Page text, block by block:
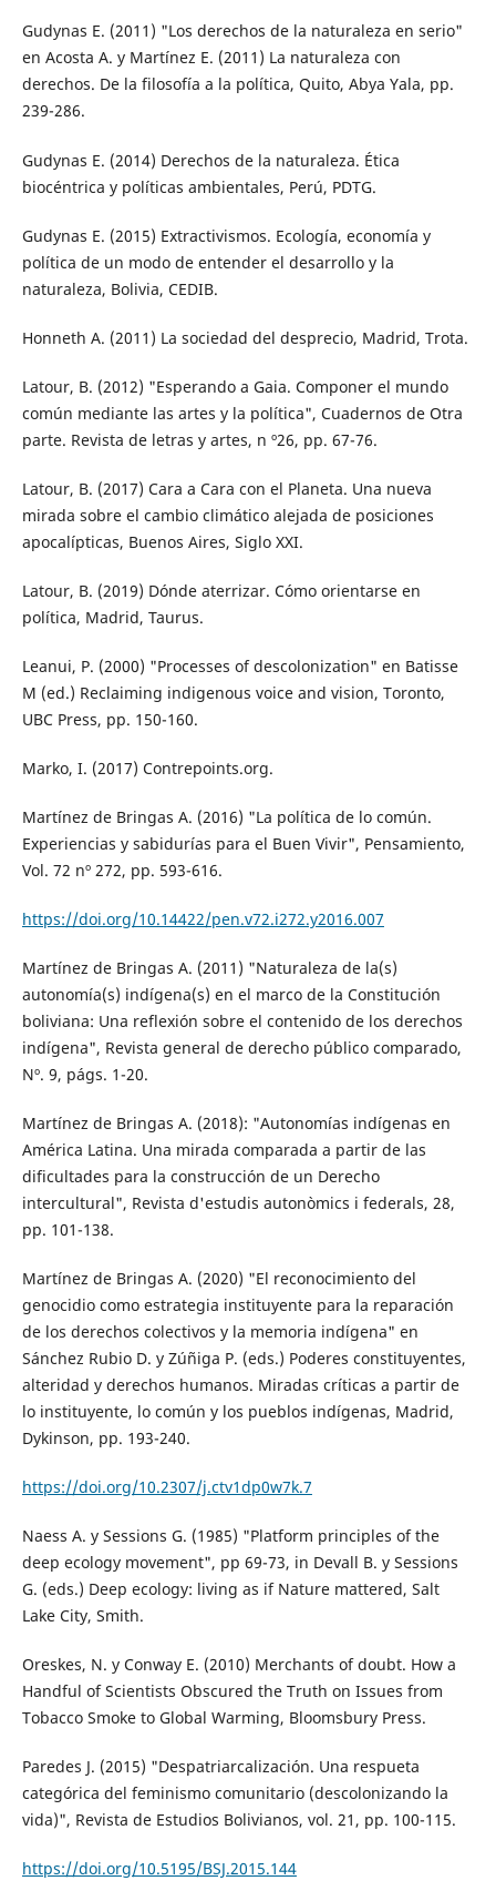
Gudynas E. (2011) "Los derechos de la naturaleza en serio"
en Acosta A. y Martínez E. (2011) La naturaleza con
derechos. De la filosofía a la política, Quito, Abya Yala, pp.
239-286.
Gudynas E. (2014) Derechos de la naturaleza. Ética
biocéntrica y políticas ambientales, Perú, PDTG.
Gudynas E. (2015) Extractivismos. Ecología, economía y
política de un modo de entender el desarrollo y la
naturaleza, Bolivia, CEDIB.
Honneth A. (2011) La sociedad del desprecio, Madrid, Trota.
Latour, B. (2012) "Esperando a Gaia. Componer el mundo
común mediante las artes y la política", Cuadernos de Otra
parte. Revista de letras y artes, n º26, pp. 67-76.
Latour, B. (2017) Cara a Cara con el Planeta. Una nueva
mirada sobre el cambio climático alejada de posiciones
apocalípticas, Buenos Aires, Siglo XXI.
Latour, B. (2019) Dónde aterrizar. Cómo orientarse en
política, Madrid, Taurus.
Leanui, P. (2000) "Processes of descolonization" en Batisse
M (ed.) Reclaiming indigenous voice and vision, Toronto,
UBC Press, pp. 150-160.
Marko, I. (2017) Contrepoints.org.
Martínez de Bringas A. (2016) "La política de lo común.
Experiencias y sabidurías para el Buen Vivir", Pensamiento,
Vol. 72 nº 272, pp. 593-616.
https://doi.org/10.14422/pen.v72.i272.y2016.007
Martínez de Bringas A. (2011) "Naturaleza de la(s)
autonomía(s) indígena(s) en el marco de la Constitución
boliviana: Una reflexión sobre el contenido de los derechos
indígena", Revista general de derecho público comparado,
Nº. 9, págs. 1-20.
Martínez de Bringas A. (2018): "Autonomías indígenas en
América Latina. Una mirada comparada a partir de las
dificultades para la construcción de un Derecho
intercultural", Revista d'estudis autonòmics i federals, 28,
pp. 101-138.
Martínez de Bringas A. (2020) "El reconocimiento del
genocidio como estrategia instituyente para la reparación
de los derechos colectivos y la memoria indígena" en
Sánchez Rubio D. y Zúñiga P. (eds.) Poderes constituyentes,
alteridad y derechos humanos. Miradas críticas a partir de
lo instituyente, lo común y los pueblos indígenas, Madrid,
Dykinson, pp. 193-240.
https://doi.org/10.2307/j.ctv1dp0w7k.7
Naess A. y Sessions G. (1985) "Platform principles of the
deep ecology movement", pp 69-73, in Devall B. y Sessions
G. (eds.) Deep ecology: living as if Nature mattered, Salt
Lake City, Smith.
Oreskes, N. y Conway E. (2010) Merchants of doubt. How a
Handful of Scientists Obscured the Truth on Issues from
Tobacco Smoke to Global Warming, Bloomsbury Press.
Paredes J. (2015) "Despatriarcalización. Una respueta
categórica del feminismo comunitario (descolonizando la
vida)", Revista de Estudios Bolivianos, vol. 21, pp. 100-115.
https://doi.org/10.5195/BSJ.2015.144